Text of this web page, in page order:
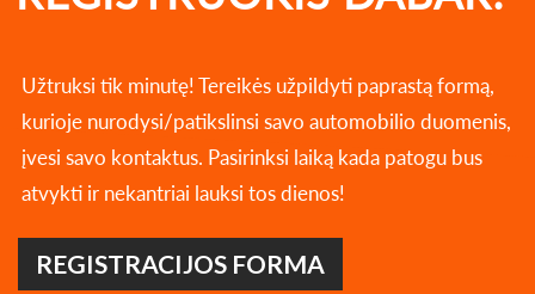
Užtruksi tik minutę! Tereikės užpildyti paprastą formą,
kurioje nurodysi/patikslinsi savo automobilio duomenis,
įvesi savo kontaktus. Pasirinksi laiką kada patogu bus
atvykti ir nekantriai lauksi tos dienos!
REGISTRACIJOS FORMA